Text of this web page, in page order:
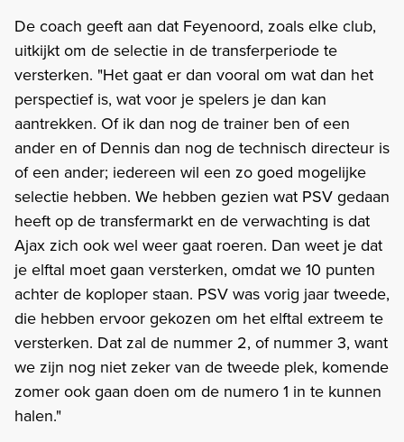
De coach geeft aan dat Feyenoord, zoals elke club,
uitkijkt om de selectie in de transferperiode te
versterken. "Het gaat er dan vooral om wat dan het
perspectief is, wat voor je spelers je dan kan
aantrekken. Of ik dan nog de trainer ben of een
ander en of Dennis dan nog de technisch directeur is
of een ander; iedereen wil een zo goed mogelijke
selectie hebben. We hebben gezien wat PSV gedaan
heeft op de transfermarkt en de verwachting is dat
Ajax zich ook wel weer gaat roeren. Dan weet je dat
je elftal moet gaan versterken, omdat we 10 punten
achter de koploper staan. PSV was vorig jaar tweede,
die hebben ervoor gekozen om het elftal extreem te
versterken. Dat zal de nummer 2, of nummer 3, want
we zijn nog niet zeker van de tweede plek, komende
zomer ook gaan doen om de numero 1 in te kunnen
halen."